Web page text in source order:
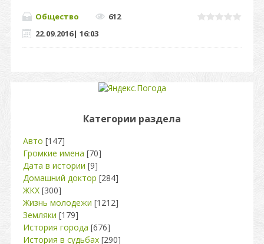
Общество
612
22.09.2016| 16:03
Категории раздела
Авто [147]
Громкие имена [70]
Дата в истории [9]
Домашний доктор [284]
ЖКХ [300]
Жизнь молодежи [1212]
Земляки [179]
История города [676]
История в судьбах [290]